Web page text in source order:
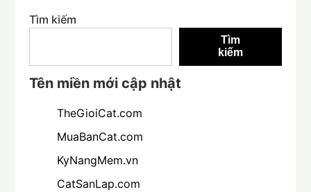
Tìm kiếm
Tìm
kiếm
Tên miền mới cập nhật
TheGioiCat.com
MuaBanCat.com
KyNangMem.vn
CatSanLap.com